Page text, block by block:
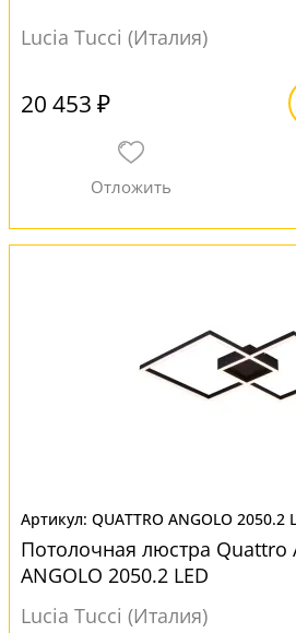
Lucia Tucci (Италия)
20 453 ₽
QUATTRO ANGOLO 2050.2
Потолочная люстра Quattro
ANGOLO 2050.2 LED
Lucia Tucci (Италия)